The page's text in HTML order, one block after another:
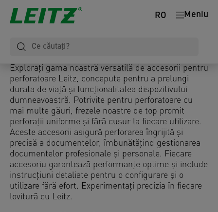
Meniu
RO
Explorați gama noastră versatilă de accesorii pentru
perforatoare Leitz, concepute pentru a prelungi
durata de viață și funcționalitatea dispozitivului
dumneavoastră. Potrivite pentru perforatoare cu
mai multe găuri, frezele noastre de top promit
perforații uniforme și fără cusur la fiecare utilizare.
Aceste accesorii asigură perforarea îngrijită și
precisă a documentelor, îmbunătățind gestionarea
documentelor profesionale și personale. Fiecare
accesoriu garantează performanțe optime și include
instrucțiuni detaliate pentru o configurare și o
utilizare fără efort. Experimentați precizia în fiecare
lovitură cu Leitz.